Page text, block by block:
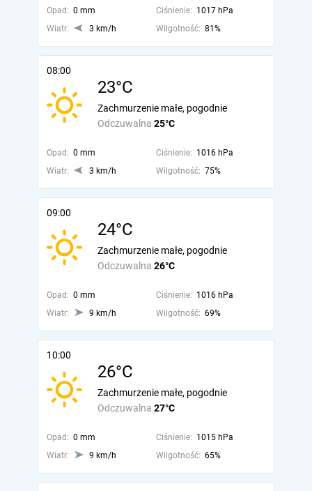
Opad: 0 mm Ciśnienie: 1017 hPa
Wiatr:
3 km/h Wilgotność: 81%
08:00
23°C
Odczuwalna 25°C
Zachmurzenie małe, pogodnie
Opad: 0 mm Ciśnienie: 1016 hPa
Wiatr:
3 km/h Wilgotność: 75%
09:00
24°C
Odczuwalna 26°C
Zachmurzenie małe, pogodnie
Opad: 0 mm Ciśnienie: 1016 hPa
Wiatr:
9 km/h Wilgotność: 69%
10:00
26°C
Odczuwalna 27°C
Zachmurzenie małe, pogodnie
Opad: 0 mm Ciśnienie: 1015 hPa
Wiatr:
9 km/h Wilgotność: 65%